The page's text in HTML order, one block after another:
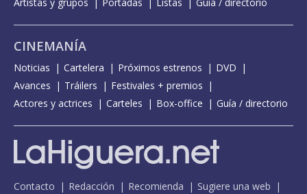
CINEMANÍA
Noticias Cartelera Próximos estrenos
DVD
Avances
Tráilers
Festivales + premios
Actores y actrices
Carteles Box-office Guía / directorio
Contacto Redacción Recomienda
Sugiere una web